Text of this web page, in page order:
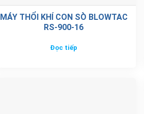
MÁY THỔI KHÍ CON SÒ BLOWTAC
RS-900-16
Đọc tiếp